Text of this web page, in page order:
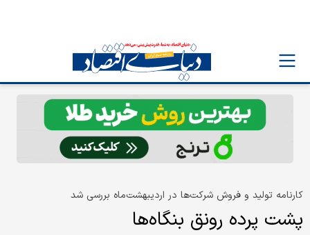
کارنامه تولید و فروش شرکت‌ها در اردیبهشت‌ماه بررسی شد
پشت پرده رونق بنگاه‌ها